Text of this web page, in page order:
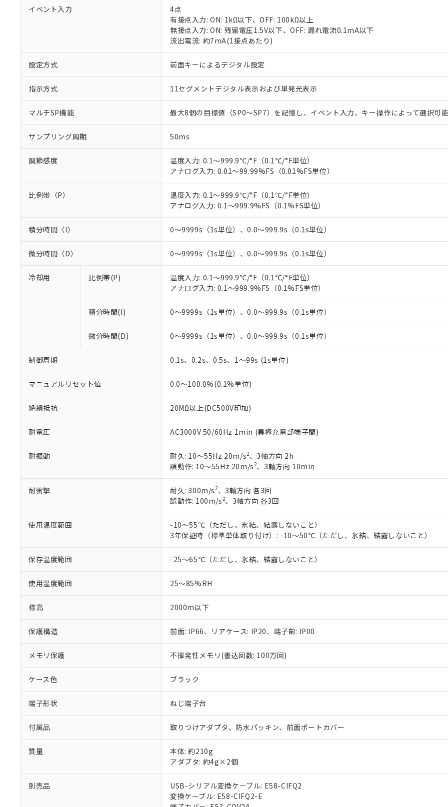
イベント入力
4点
有接点入力: ON: 1kΩ以下、OFF: 100kΩ以上
無接点入力: ON: 残留電圧1.5V以下、OFF: 漏れ電流0.1mA以下
流出電流: 約7mA(1接点あたり)
設定方式 前面キーによるデジタル設定
指示方式 11セグメントデジタル表示および単発光表示
マルチSP機能 最大8個の目標値（SP0～SP7）を記憶し、イベント入力、キー操作によって選択可能
サンプリング周期 50ms
調節感度
温度入力: 0.1～999.9℃/°F（0.1℃/°F単位）
アナログ入力: 0.01～99.99%FS（0.01%FS単位）
比例帯（P）
温度入力: 0.1～999.9℃/°F（0.1℃/°F単位）
アナログ入力: 0.1～999.9%FS（0.1%FS単位）
積分時間（I） 0～9999s（1s単位）、0.0～999.9s（0.1s単位）
微分時間（D） 0～9999s（1s単位）、0.0～999.9s（0.1s単位）
冷却用 比例帯(P)
温度入力: 0.1～999.9℃/°F（0.1℃/°F単位）
アナログ入力: 0.1～999.9%FS（0.1%FS単位）
積分時間(I) 0～9999s（1s単位）、0.0～999.9s（0.1s単位）
微分時間(D) 0～9999s（1s単位）、0.0～999.9s（0.1s単位）
制御周期 0.1s、0.2s、0.5s、1～99s (1s単位)
マニュアルリセット値 0.0～100.0%(0.1%単位)
絶縁抵抗 20MΩ以上(DC500V印加)
耐電圧 AC3000V 50/60Hz 1min (異極充電部端子間)
耐振動 耐久: 10～55Hz 20m/s2、3軸方向 2h
誤動作: 10～55Hz 20m/s2、3軸方向 10min
耐衝撃 耐久: 300m/s2、3軸方向 各3回
誤動作: 100m/s2、3軸方向 各3回
使用温度範囲
-10～55℃（ただし、氷結、結露しないこと）
3年保証時（標準単体取り付け）: -10～50℃（ただし、氷結、結露しないこと）
保存温度範囲 -25～65℃（ただし、氷結、結露しないこと）
使用湿度範囲 25～85%RH
標高 2000m以下
保護構造 前面: IP66、リアケース: IP20、端子部: IP00
メモリ保護 不揮発性メモリ(書込回数: 100万回)
ケース色 ブラック
端子形状 ねじ端子台
付属品 取りつけアダプタ、防水パッキン、前面ポートカバー
質量
本体: 約210g
アダプタ: 約4g×2個
別売品
USB-シリアル変換ケーブル: E58-CIFQ2
変換ケーブル: E58-CIFQ2-E
ご利用条件
以下の条件をお読みいただき、同意のうえご利用ください。
本サービスは、当社制御機器事業取扱商品の当社在庫状況および標準価格(税抜)を
くものです。
当社制御機器事業取扱商品の中には、本サービスの対象外となる商品もあることを
い。
当社販売員にご相談ください。
オムロン制御機器販売店や当社販売拠点は「販売ネットワーク
在庫状況および標準価格結果を当社の事前の承諾なく第三者に漏洩または開示しな
す。
マイパーツ機能（部品リスト作成サービス）をご利用いただくには、I-Webメンバ
ている必要があります。
お客様が当ウェブサイト上で当社にご登録された部品リストについて、当社および
※当社の共同利用者とは、"個人情報の共同利用に関して"
いる法人を指します。
対応済み：EU RoHS指令（10物質）の非含有に対応した製品が提供可能な商品です。
対応予定：EU RoHS指令（10物質）の非含有に対応した製品に切り替える予定のある商
対応予定なし：EU RoHS指令（10物質）の非含有に非対応の商品で、対応品を出す予
調査・確認中：EU RoHS指令（10物質）の非含有の対応状況を調査中または確認中の商
非該当品：ライセンス料など無形物で、有害物質有無と関係のない商品です。
があります。
*EU RoHS指令（10物質）：
フタル酸ビス(2-エチルヘキシル) (DEHP)(別名：DOP) 1000ppm以下、フタル酸ブチルベンジル（BBP）
但し、RoHS指令で産業用監視および制御機器に対する適用除外項目は除く。
フタル酸エステル類の４物質については閾値を超える意図的な使用がないことを確認しています。
※2 対応予定月
部品在庫の切り替え状況などにより、予定月が前後することがあります。
※3 非含有証明書ダウンロード
下記の非含有証明書をダウンロードすることができます。
EU RoHS指令（10物質）の非含有証明書
51物質の非含有証明書（当社基準）
※本証明書は発行日時点で非含有を証明するもので、過去に遡って非含有を証明するも
また、RoHS指令のフタル酸エステル類４物質の対応では、対応完了までの期間は出
混在することから備考欄に対応日を記載しておりました。
既に当社にて対応品への在庫切替を完了していることから、特段のことがない限り、
り割愛しております。
※1 中国RoHS○×表
「○」：最大均質材料含有率が中国RoHSの基準値以下であることを示します。
「×」：最大均質材料含有率が中国RoHSの基準値を超えていることを示します。
*中国RoHS10物質の基準値 (GB/T26572)：
Pb(鉛) :1000ppm、 Hg(水銀) : 1000ppm、 Cd(カドミウム) : 100ppm、
Cr(Ⅵ)(六価クロム) : 1000ppm、 PBBs(ポリ臭化ビフェニル類) : 1000ppm、 PBDEs(ポリ臭化ジフェニルエーテ
DBP(フタル酸ジブチル) : 1000ppm、 DIBP(フタル酸ジイソブチル) : 1000ppm、 BBP(フタル酸ブチルベンジル)
DEHP(フタル酸ビス(2-エチルヘキシル)) : 1000ppm
※2 環境保護使用期限
「ｅ」：有害物質（10物質）のすべてが基準値以下であることを示します。
「10」：通常の使用状況下において有害物質が外部に漏えいし、環境に深刻な影響を及
味します。
「－」：未確認です。当社販売部門へお問い合わせください。
当社は、これら貴社製品のうち、外国為替および外国貿易法に定める商品（以下｢
う）を輸出または国外への提供する場合は、日本国政府の輸出許可(または役務取
などの必要な手続きをとります。
当社は規制貨物を破棄する場合は、完全に破砕するなど、違法に輸出されないよう
当社は、貴社製品を第三者に販売する場合は、上記1、2および3の内容を当該第三
また当社は、販売先および販売に係わる関係者が違法に輸出するおそれがある場合
たしません。
号
○
△ 一定数には満たないが在庫あり
機器販売店・当社販売員にご確認ください)
白